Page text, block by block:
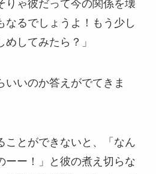
りゃ彼だって今の関係を壊
なるでしょうよ！もう少し
してみたら？」
いいのか答えがでてきま
ことができないと、「なん
ーー！」と彼の煮え切らな